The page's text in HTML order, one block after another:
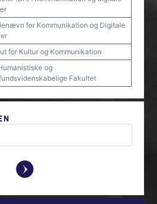
for Kommunikation og Digitale
for Kultur og Kommunikation
og
Fakultet
y